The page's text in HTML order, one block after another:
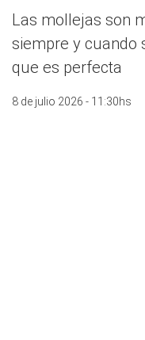
Las mollejas son
siempre y cuando
que es perfecta
8 de julio 2026 - 11:30hs